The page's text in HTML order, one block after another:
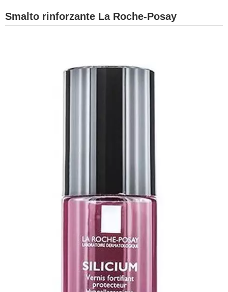
Smalto rinforzante La Roche-Posay